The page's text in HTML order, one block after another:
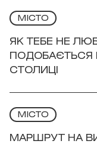
МІСТО
ЯК ТЕБЕ НЕ
ПОДОБАЄТЬСЯ
СТОЛИЦІ
МІСТО
МАРШРУТ НА